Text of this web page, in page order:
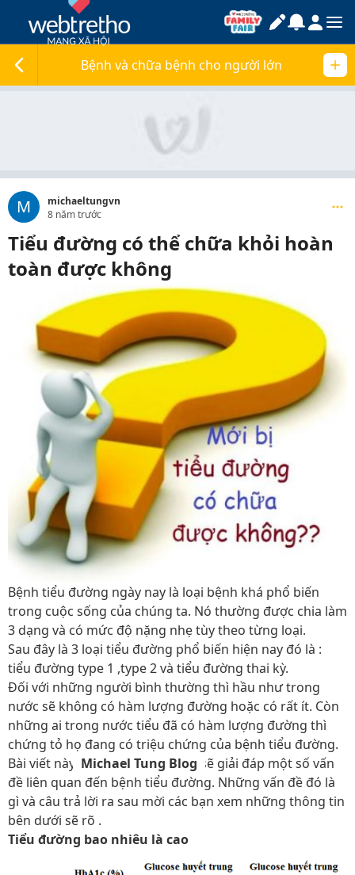
Bệnh và chữa bệnh cho người lớn
M
michaeltungvn
8 năm trước
Tiểu đường có thể chữa khỏi hoàn
toàn được không
Bệnh tiểu đường ngày nay là loại bệnh khá phổ biến
trong cuộc sống của chúng ta. Nó thường được chia làm
3 dạng và có mức độ nặng nhẹ tùy theo từng loại.
Sau đây là 3 loại tiểu đường phổ biến hiện nay đó là :
tiểu đường type 1 ,type 2 và tiểu đường thai kỳ.
Đối với những người bình thường thì hầu như trong
nước sẽ không có hàm lượng đường hoặc có rất ít. Còn
những ai trong nước tiểu đã có hàm lượng đường thì
chứng tỏ họ đang có triệu chứng của bệnh tiểu đường.
Bài viết này, Michael Tung Blog sẽ giải đáp một số vấn
đề liên quan đến bệnh tiểu đường. Những vấn đề đó là
gì và câu trả lời ra sau mời các bạn xem những thông tin
bên dưới sẽ rõ .
Tiểu đường bao nhiêu là cao